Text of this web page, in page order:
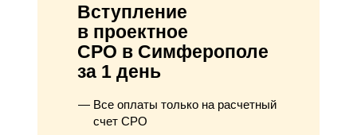
Вступление
в проектное
СРО в Симферополе
за 1 день
Все оплаты только на расчетный
счет СРО